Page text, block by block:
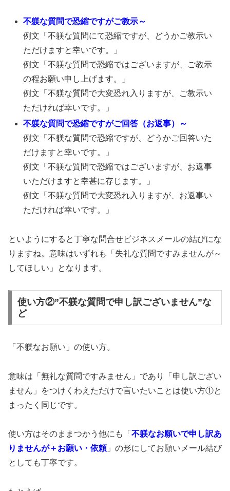
不躾な質問で恐縮ですがご教示～
例文「不躾な質問にて恐縮ですが、どうかご教示い
ただけますと幸いです。」
例文「不躾な質問で恐縮ではございますが、ご教示
の程お願い申し上げます。」
例文「不躾な質問で大変恐れ入りますが、ご教示い
ただければ幸いです。」
不躾な質問で恐縮ですがご回答（お返事）～
例文「不躾な質問で恐縮ですが、どうかご回答いた
だけますと幸いです。」
例文「不躾な質問で恐縮ではございますが、お返事
いただけますと幸甚に存じます。」
例文「不躾な質問で大変恐れ入りますが、お返事い
ただければ幸いです。」
といようにすると丁寧な問合せビジネスメールの結びにな
りますね。意味はいずれも「失礼な質問ですみませんが～
してほしい」となります。
使い方②”不躾な質問で申し訳ございません”な
ど
「不躾なお願い」の使い方。
意味は「無礼な質問ですみません」であり「申し訳ござい
ません」をつけくわえただけで言いたいことは使い方①と
まったく同じです。
使い方はそのままつかう他にも「 不躾なお願いで申し訳あ
りませんが＋お願い・依頼」の形にしてお願いメール結び
としても丁寧です。